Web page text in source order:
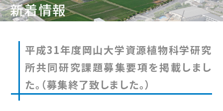
新着情報
平成31年度岡山大学資源植物科学研究
所共同研究課題募集要項を掲載しまし
た。（募集終了致しました。）